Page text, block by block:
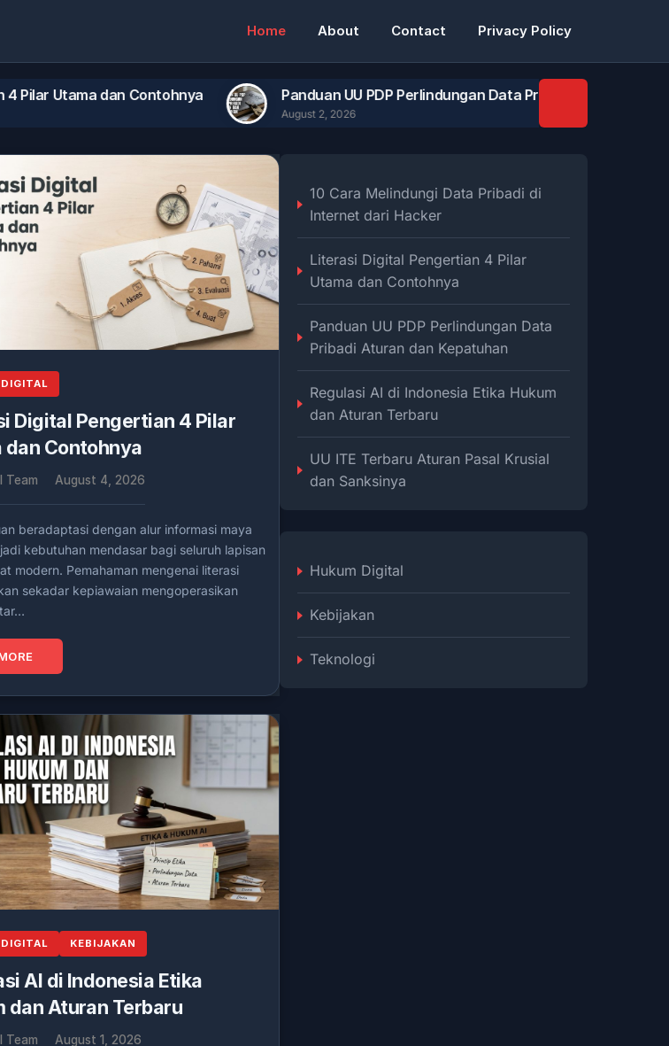
Home About Contact Privacy Policy
dan Contohnya Panduan UU PDP Perlindungan Data Pribadi Aturan dan Kepatuhan
August 2, 2026
Digital Pengertian 4 Pilar
dan Contohnya
Team August 4, 2026
beradaptasi dengan alur informasi maya
kebutuhan mendasar bagi seluruh lapisan
modern. Pemahaman mengenai literasi
sekadar kepiawaian mengoperasikan
KEBIJAKAN
AI di Indonesia Etika
dan Aturan Terbaru
Team August 1, 2026
10 Cara Melindungi Data Pribadi di
Internet dari Hacker
Literasi Digital Pengertian 4 Pilar
Utama dan Contohnya
Panduan UU PDP Perlindungan Data
Pribadi Aturan dan Kepatuhan
Regulasi AI di Indonesia Etika Hukum
dan Aturan Terbaru
UU ITE Terbaru Aturan Pasal Krusial
dan Sanksinya
Hukum Digital
Kebijakan
Teknologi